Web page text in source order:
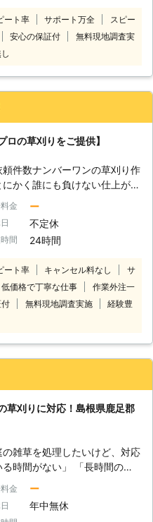
、個人で行う草刈りは辛い作
ることでしょう。 水分をしっ
給しないと脱水症状を起こす
て節約をしようと思っていても
てくるなんてことも…。 そ
ないためには、面倒な作業はす
の業者である草刈り110番に
に数多くの加盟店を提携してお
ので、どのような地域にお住ま
全力でサポートいたします。
ていますので、急なご依頼にも
対応させていただきます。 経
ないよう安全第一に作業を提
おりますので、ご安心くださ
うな場所にも駆け付けます！
ート率 サポート万全
スピー
安心の保証付
無料現地調査実
の草刈りをご提供】
頼件数ナンバーワンの草刈り作
にかく誰にも負けない仕上がり
ズナブルな料金をお約束いたし
一味も二味も違う【プロの草
ご覧に入れます
金 ー
不定休
間 24時間
ート率 キャンセル料なし
サ
低価格で丁寧な仕事
作業外注一
無料現地調査実施
経験豊
草刈りに対応！島根県鹿足郡
の雑草を処理したいけど、対応
る時間がない」 「長時間の草
いる草刈り業者が廃業してしま
「剪定や伐採などもお願いし
金 ー
年中無休